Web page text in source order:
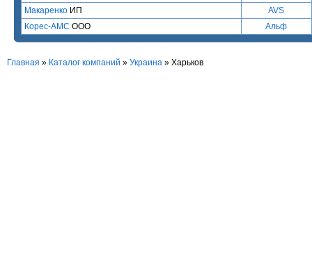
Макаренко ИП
AVS
Корес-АМС ООО Альф
Главная » Каталог компаний » Украина » Харьков